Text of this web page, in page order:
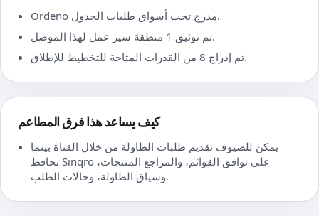
Ordeno مدرج تحت أسواق طلبات الجدول.
تم توثيق 1 منطقة سير عمل لهذا الموصل.
تم إدراج 8 من القدرات المتاحة للتخطيط للإطلاق.
كيف يساعد هذا فرق المطاعم
يمكن للضيوف تقديم طلبات الطاولة من خلال القناة بينما
تحافظ Sinqro على توافق القوائم، والمراجع المنتجات،
وسياق الطاولة، وحالات الطلب.